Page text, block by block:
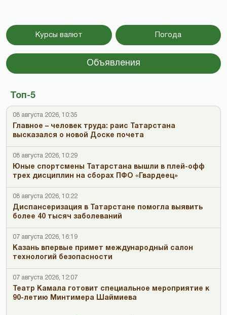
Курсы валют Погода
Объявления
Топ-5
08 августа 2026, 10:35
Главное – человек труда: раис Татарстана
высказался о новой Доске почета
08 августа 2026, 10:29
Юные спортсмены Татарстана вышли в плей-офф
трех дисциплин на сборах ПФО «Гвардеец»
08 августа 2026, 10:22
Диспансеризация в Татарстане помогла выявить
более 40 тысяч заболеваний
07 августа 2026, 16:19
Казань впервые примет международный салон
технологий безопасности
07 августа 2026, 12:07
Театр Камала готовит специальное мероприятие к
90-летию Минтимера Шаймиева